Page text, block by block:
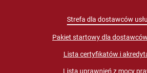
Strefa dla dostawców
Pakiet startowy dla
Lista certyfikatów i
Lista uprawnień z mocy